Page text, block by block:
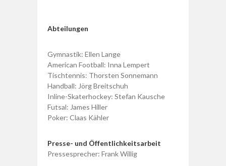
Abteilungen
Gymnastik: Ellen Lange
American Football: Inna Lempert
Tischtennis: Thorsten Sonnemann
Handball: Jörg Breitschuh
Inline-Skaterhockey: Stefan Kausche
Futsal: James Hiller
Poker: Claas Kähler
Presse- und Öffentlichkeitsarbeit
Pressesprecher: Frank Willig